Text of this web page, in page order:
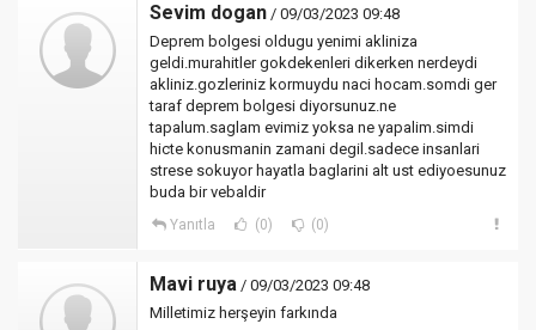
Sevim dogan / 09/03/2023 09:48
Deprem bolgesi oldugu yenimi akliniza
geldi.murahitler gokdekenleri dikerken nerdeydi
akliniz.gozleriniz kormuydu naci hocam.somdi ger
taraf deprem bolgesi diyorsunuz.ne
tapalum.saglam evimiz yoksa ne yapalim.simdi
hicte konusmanin zamani degil.sadece insanlari
strese sokuyor hayatla baglarini alt ust ediyoesunuz
buda bir vebaldir
Yanıtla (0) (0)
Mavi ruya / 09/03/2023 09:48
Milletimiz herşeyin farkında